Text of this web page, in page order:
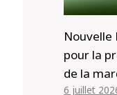
Nouvelle
pour la
de la
6 juillet